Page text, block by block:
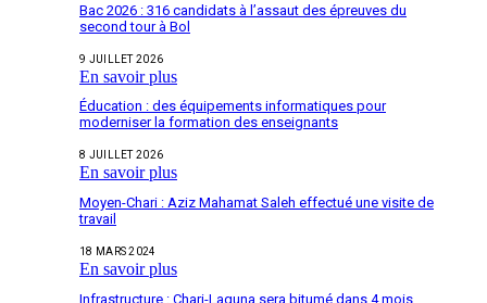
Bac 2026 : 316 candidats à l’assaut des épreuves du
second tour à Bol
9 JUILLET 2026
En savoir plus
Éducation : des équipements informatiques pour
moderniser la formation des enseignants
8 JUILLET 2026
En savoir plus
Moyen-Chari : Aziz Mahamat Saleh effectué une visite de
travail
18 MARS 2024
En savoir plus
Infrastructure : Chari-Laguna sera bitumé dans 4 mois